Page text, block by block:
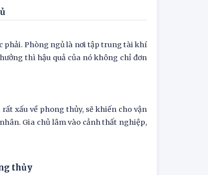
phải. Phòng ngủ là nơi tập trung tài khí
thì hậu quả của nó không chỉ đơn
xấu về phong thủy, sẽ khiến cho vận
Gia chủ lâm vào cảnh thất nghiệp,
thủy